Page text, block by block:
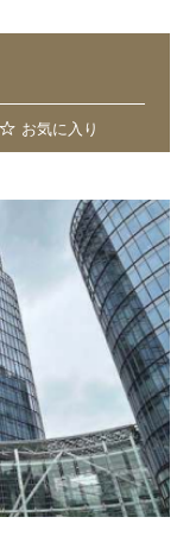
お気に入り